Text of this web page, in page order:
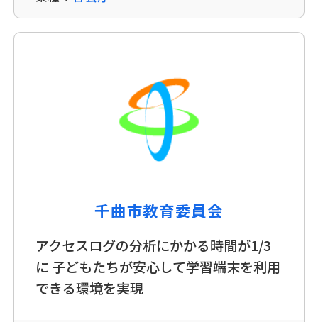
千曲市教育委員会
アクセスログの分析にかかる時間が1/3
に 子どもたちが安心して学習端末を利用
できる環境を実現